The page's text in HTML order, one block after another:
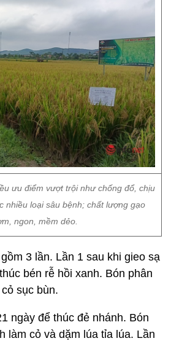
ưu điểm vượt trội như chống đổ, chịu
nhiều loại sâu bệnh; chất lượng gạo
ngon, mềm dẻo.
3 lần. Lần 1 sau khi gieo sạ
bén rễ hồi xanh. Bón phân
sục bùn.
ngày để thúc đẻ nhánh. Bón
làm cỏ và dặm lúa tỉa lúa. Lần